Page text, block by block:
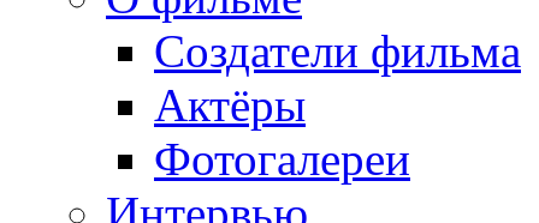
Создатели фильма
Актёры
Фотогалереи
Интервью